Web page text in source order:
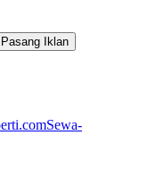
Pasang Iklan
Sewa-